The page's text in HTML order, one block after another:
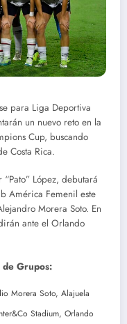
para Liga Deportiva
un nuevo reto en la
Cup, buscando
Costa Rica.
López, debutará
América Femenil este
Morera Soto. En
ante el Orlando
de Grupos:
Morera Soto, Alajuela
Stadium, Orlando